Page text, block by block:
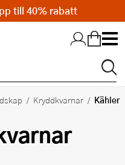
Kryddkvarnar Kähler
till 40% rabatt